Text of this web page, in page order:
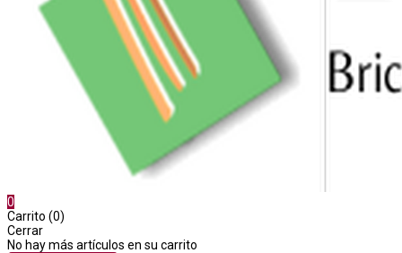
0
Carrito (0)
Cerrar
No hay más artículos en su carrito